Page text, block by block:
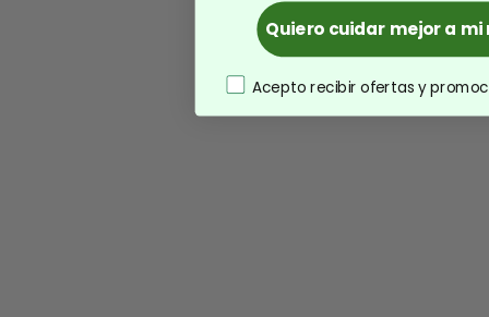
Quiero cuidar mejor a
consentimiento
Acepto recibir ofertas y